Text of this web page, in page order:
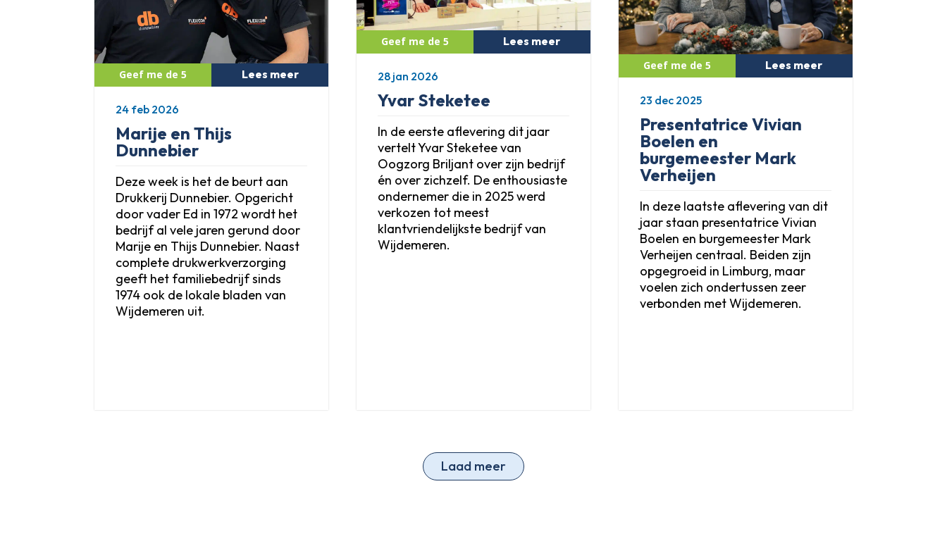
Marije en Thijs
Dunnebier
Deze week is het de beurt aan
Drukkerij Dunnebier. Opgericht
door vader Ed in 1972 wordt het
bedrijf al vele jaren gerund door
Marije en Thijs Dunnebier. Naast
complete drukwerkverzorging
geeft het familiebedrijf sinds
1974 ook de lokale bladen van
Wijdemeren uit.
Lees meer
24 feb 2026 Yvar Steketee
In de eerste aflevering dit jaar
vertelt Yvar Steketee van
Oogzorg Briljant over zijn bedrijf
én over zichzelf. De enthousiaste
ondernemer die in 2025 werd
verkozen tot meest
klantvriendelijkste bedrijf van
Wijdemeren.
Lees meer
28 jan 2026
Presentatrice Vivian
Boelen en
burgemeester Mark
Verheijen
In deze laatste aflevering van dit
jaar staan presentatrice Vivian
Boelen en burgemeester Mark
Verheijen centraal. Beiden zijn
opgegroeid in Limburg, maar
voelen zich ondertussen zeer
verbonden met Wijdemeren.
Lees meer
23 dec 2025
Laad meer